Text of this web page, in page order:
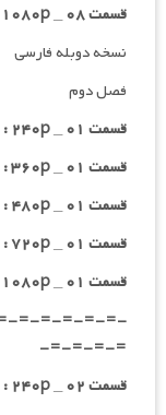
قسمت ۰۸ _ ۱۰۸۰p : | لینک مستقیم | دوبله فارسی
نسخه دوبله فارسی
فصل دوم
قسمت ۰۱ _ ۲۴۰p : | لینک مستقیم | دوبله فارسی
قسمت ۰۱ _ ۳۶۰p : | لینک مستقیم | دوبله فارسی
قسمت ۰۱ _ ۴۸۰p : | لینک مستقیم | دوبله فارسی
قسمت ۰۱ _ ۷۲۰p : | لینک مستقیم | دوبله فارسی
قسمت ۰۱ _ ۱۰۸۰p : | لینک مستقیم | دوبله فارسی
=-=-=-=-=-
=-=-=-=-
قسمت ۰۲ _ ۲۴۰p : | لینک مستقیم | دوبله فارسی